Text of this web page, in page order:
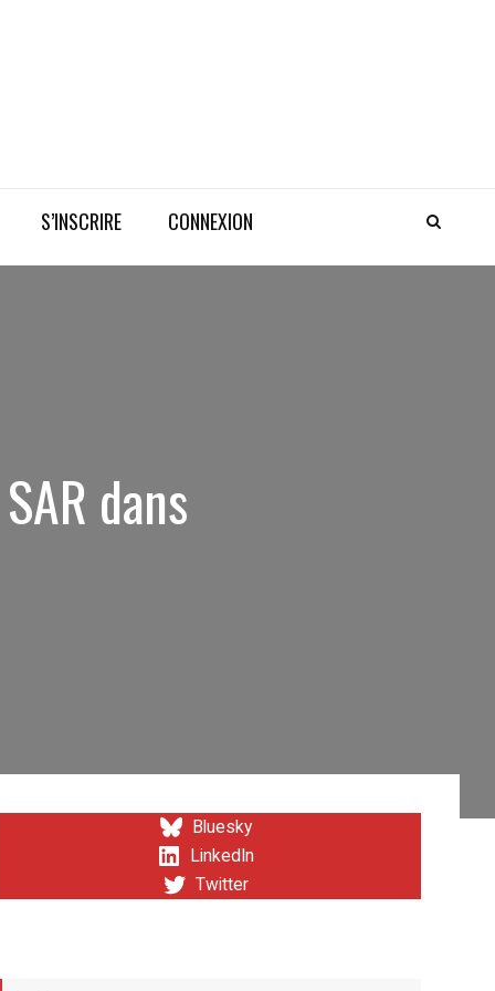
S’INSCRIRE CONNEXION
dans
Bluesky
LinkedIn
Twitter